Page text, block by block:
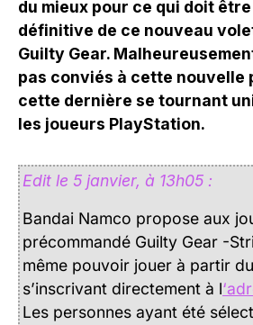
du mieux pour ce qui doit
définitive de ce nouveau
Guilty Gear.
pas conviés à cette nouvelle
cette dernière se tournant
les joueurs PlayStation.
Edit le 5 janvier, à 13h05 :
Bandai Namco propose aux
précommandé Guilty Gear -
même pouvoir jouer à partir
s’inscrivant directement à l
Les personnes ayant été